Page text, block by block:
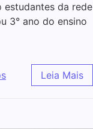
da rede
3° ano do ensino
Leia Mais